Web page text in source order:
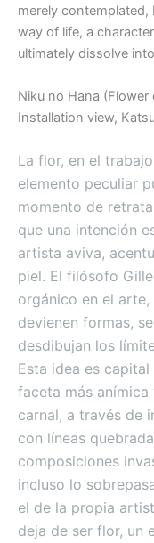
merely
way of life, a
ultimately dissolve
Niku no Hana
Installation view,
La flor, en el
elemento peculiar
momento de
que una intención
artista aviva,
piel. El filósofo
orgánico en el
devienen formas,
desdibujan los
Esta idea es
faceta más
carnal, a través de
con líneas
composiciones
incluso lo
el de la propia
deja de ser flor, un